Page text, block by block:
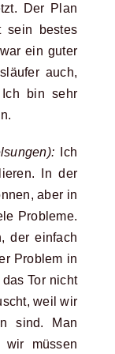
Der Plan
sein bestes
ein guter
auch,
bin sehr
Ich
In der
aber in
Probleme.
der einfach
Problem in
Tor nicht
weil wir
sind. Man
wir müssen